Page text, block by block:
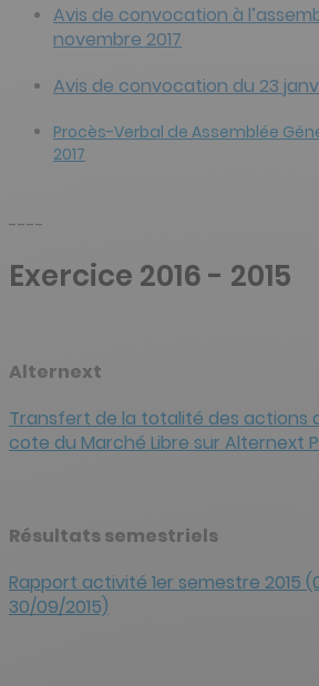
Avis de convocation à
novembre 2017
Avis de convocation du 23
Procès-Verbal de Assemblée
2017
----
Exercice 2016 - 2015
Alternext
Transfert de la totalité des actions
cote du Marché Libre sur Alternext
Résultats semestriels
Rapport activité 1er semestre 2015
30/09/2015)